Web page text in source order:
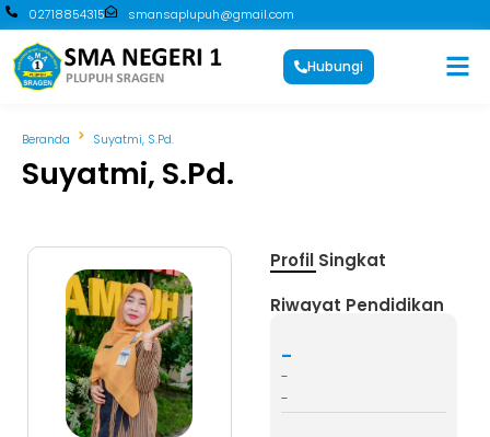
02718854315 smansaplupuh@gmail.com
Hubungi
Beranda Suyatmi, S.Pd.
Suyatmi, S.Pd.
Profil Singkat
Riwayat Pendidikan
-
-
-